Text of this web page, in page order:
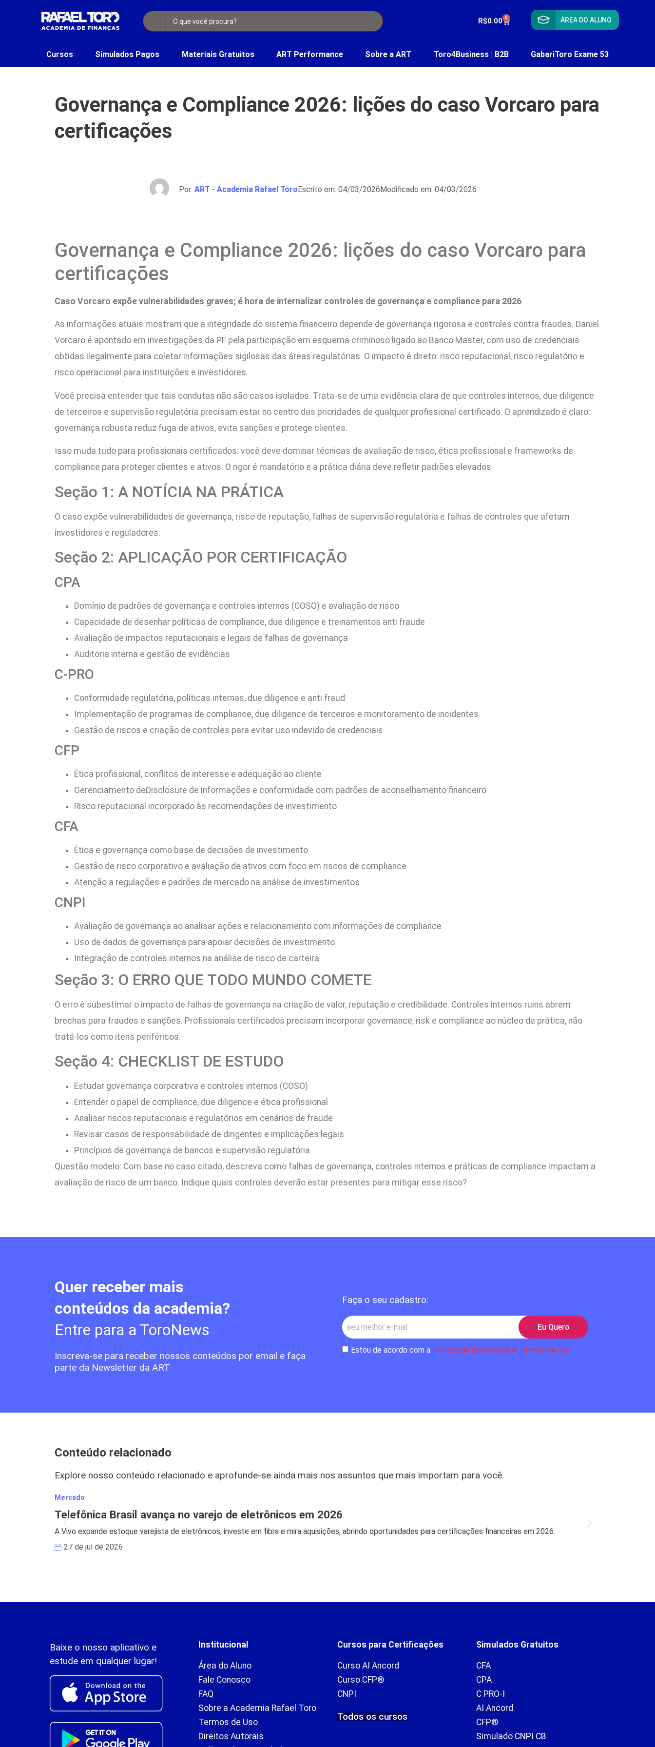
R$0.00 0 ÁREA DO ALUNO
Cursos Simulados Pagos Materiais Gratuitos ART Performance Sobre a ART Toro4Business | B2B GabariToro Exame 53
Governança e Compliance 2026: lições do caso Vorcaro para
certificações
Por: ART - Academia Rafael ToroEscrito em: 04/03/2026Modificado em: 04/03/2026
Governança e Compliance 2026: lições do caso Vorcaro para
certificações
Caso Vorcaro expõe vulnerabilidades graves; é hora de internalizar controles de governança e compliance para 2026
As informações atuais mostram que a integridade do sistema financeiro depende de governança rigorosa e controles contra fraudes. Daniel
Vorcaro é apontado em investigações da PF pela participação em esquema criminoso ligado ao Banco Master, com uso de credenciais
obtidas ilegalmente para coletar informações sigilosas das áreas regulatórias. O impacto é direto: risco reputacional, risco regulatório e
risco operacional para instituições e investidores.
Você precisa entender que tais condutas não são casos isolados. Trata-se de uma evidência clara de que controles internos, due diligence
de terceiros e supervisão regulatória precisam estar no centro das prioridades de qualquer profissional certificado. O aprendizado é claro:
governança robusta reduz fuga de ativos, evita sanções e protege clientes.
Isso muda tudo para profissionais certificados: você deve dominar técnicas de avaliação de risco, ética profissional e frameworks de
compliance para proteger clientes e ativos. O rigor é mandatório e a prática diária deve refletir padrões elevados.
Seção 1: A NOTÍCIA NA PRÁTICA
O caso expõe vulnerabilidades de governança, risco de reputação, falhas de supervisão regulatória e falhas de controles que afetam
investidores e reguladores.
Seção 2: APLICAÇÃO POR CERTIFICAÇÃO
CPA
Domínio de padrões de governança e controles internos (COSO) e avaliação de risco
Capacidade de desenhar políticas de compliance, due diligence e treinamentos anti fraude
Avaliação de impactos reputacionais e legais de falhas de governança
Auditoria interna e gestão de evidências
C-PRO
Conformidade regulatória, políticas internas, due diligence e anti fraud
Implementação de programas de compliance, due diligence de terceiros e monitoramento de incidentes
Gestão de riscos e criação de controles para evitar uso indevido de credenciais
CFP
Ética profissional, conflitos de interesse e adequação ao cliente
Gerenciamento deDisclosure de informações e conformidade com padrões de aconselhamento financeiro
Risco reputacional incorporado às recomendações de investimento
CFA
Ética e governança como base de decisões de investimento
Gestão de risco corporativo e avaliação de ativos com foco em riscos de compliance
Atenção a regulações e padrões de mercado na análise de investimentos
CNPI
Avaliação de governança ao analisar ações e relacionamento com informações de compliance
Uso de dados de governança para apoiar decisões de investimento
Integração de controles internos na análise de risco de carteira
Seção 3: O ERRO QUE TODO MUNDO COMETE
O erro é subestimar o impacto de falhas de governança na criação de valor, reputação e credibilidade. Controles internos ruins abrem
brechas para fraudes e sanções. Profissionais certificados precisam incorporar governance, risk e compliance ao núcleo da prática, não
tratá-los como itens periféricos.
Seção 4: CHECKLIST DE ESTUDO
Estudar governança corporativa e controles internos (COSO)
Entender o papel de compliance, due diligence e ética profissional
Analisar riscos reputacionais e regulatórios em cenários de fraude
Revisar casos de responsabilidade de dirigentes e implicações legais
Princípios de governança de bancos e supervisão regulatória
Questão modelo: Com base no caso citado, descreva como falhas de governança, controles internos e práticas de compliance impactam a
avaliação de risco de um banco. Indique quais controles deverão estar presentes para mitigar esse risco?
Quer receber mais
conteúdos da academia?
Entre para a ToroNews
Inscreva-se para receber nossos conteúdos por email e faça
parte da Newsletter da ART
Faça o seu cadastro:
Estou de acordo com a Política de privacidade e Termos de uso
Eu Quero
Conteúdo relacionado
Explore nosso conteúdo relacionado e aprofunde-se ainda mais nos assuntos que mais importam para você.
Mercado
Telefônica Brasil avança no varejo de eletrônicos em 2026
A Vivo expande estoque varejista de eletrônicos, investe em fibra e mira aquisições, abrindo oportunidades para certificações financeiras em 2026.
27 de jul de 2026
Baixe o nosso aplicativo e
estude em qualquer lugar!
Institucional
Área do Aluno
Fale Conosco
FAQ
Sobre a Academia Rafael Toro
Termos de Uso
Direitos Autorais
Cursos para Certificações
Curso AI Ancord
Curso CFP®
CNPI
Todos os cursos
Simulados Gratuitos
CFA
CPA
C PRO-I
AI Ancord
CFP®
Simulado CNPI CB